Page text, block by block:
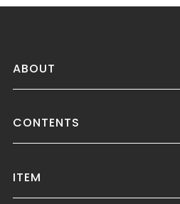
ABOUT
CONTENTS
ITEM